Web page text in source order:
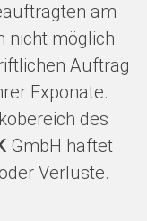
am
nicht möglich
Auftrag
Exponate.
des
GmbH haftet
Verluste.